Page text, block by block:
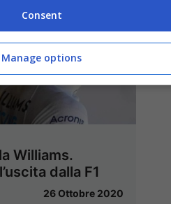
Williams.
dalla F1
26 Ottobre 2020
Consent
Manage options